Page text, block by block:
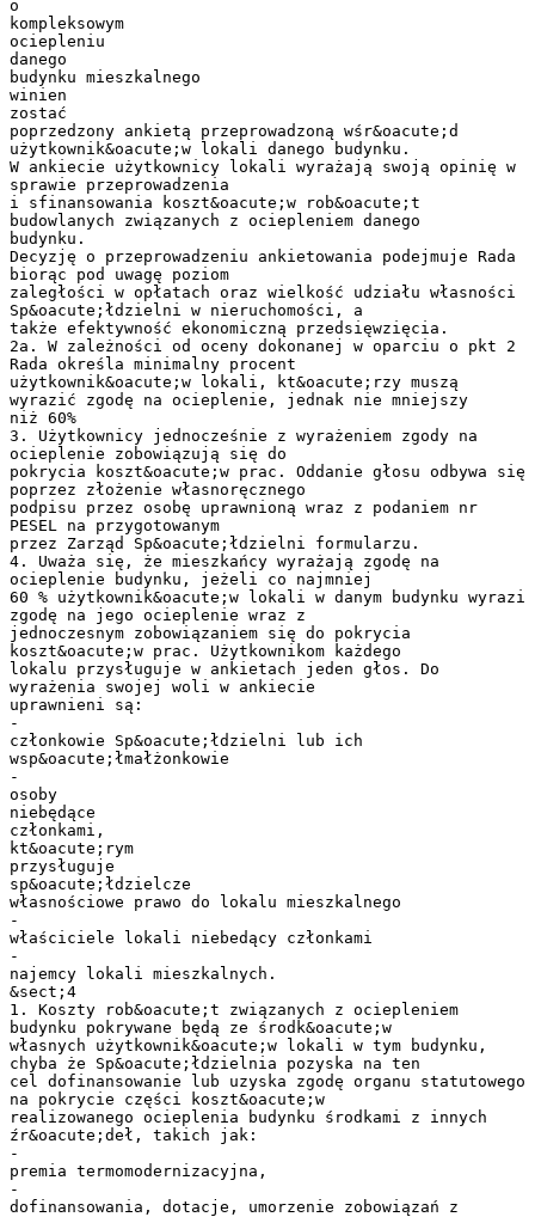
o
kompleksowym
ociepleniu
danego
budynku mieszkalnego
winien
zostać
poprzedzony ankietą przeprowadzoną wśr&oacute;d
użytkownik&oacute;w lokali danego budynku.
W ankiecie użytkownicy lokali wyrażają swoją opinię w
sprawie przeprowadzenia
i sfinansowania koszt&oacute;w rob&oacute;t
budowlanych związanych z ociepleniem danego
budynku.
Decyzję o przeprowadzeniu ankietowania podejmuje Rada
biorąc pod uwagę poziom
zaległości w opłatach oraz wielkość udziału własności
Sp&oacute;łdzielni w nieruchomości, a
także efektywność ekonomiczną przedsięwzięcia.
2a. W zależności od oceny dokonanej w oparciu o pkt 2
Rada określa minimalny procent
użytkownik&oacute;w lokali, kt&oacute;rzy muszą
wyrazić zgodę na ocieplenie, jednak nie mniejszy
niż 60%
3. Użytkownicy jednocześnie z wyrażeniem zgody na
ocieplenie zobowiązują się do
pokrycia koszt&oacute;w prac. Oddanie głosu odbywa się
poprzez złożenie własnoręcznego
podpisu przez osobę uprawnioną wraz z podaniem nr
PESEL na przygotowanym
przez Zarząd Sp&oacute;łdzielni formularzu.
4. Uważa się, że mieszkańcy wyrażają zgodę na
ocieplenie budynku, jeżeli co najmniej
60 % użytkownik&oacute;w lokali w danym budynku wyrazi
zgodę na jego ocieplenie wraz z
jednoczesnym zobowiązaniem się do pokrycia
koszt&oacute;w prac. Użytkownikom każdego
lokalu przysługuje w ankietach jeden głos. Do
wyrażenia swojej woli w ankiecie
uprawnieni są:
-
członkowie Sp&oacute;łdzielni lub ich
wsp&oacute;łmałżonkowie
-
osoby
niebędące
członkami,
kt&oacute;rym
przysługuje
sp&oacute;łdzielcze
własnościowe prawo do lokalu mieszkalnego
-
właściciele lokali niebedący członkami
-
najemcy lokali mieszkalnych.
&sect;4
1. Koszty rob&oacute;t związanych z ociepleniem
budynku pokrywane będą ze środk&oacute;w
własnych użytkownik&oacute;w lokali w tym budynku,
chyba że Sp&oacute;łdzielnia pozyska na ten
cel dofinansowanie lub uzyska zgodę organu statutowego
na pokrycie części koszt&oacute;w
realizowanego ocieplenia budynku środkami z innych
źr&oacute;deł, takich jak:
-
premia termomodernizacyjna,
-
dofinansowania, dotacje, umorzenie zobowiązań z